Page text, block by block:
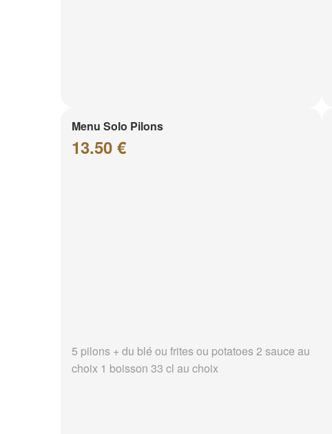
Menu Solo Pilons
13.50 €
5 pilons + du blé ou frites ou potatoes 2 sauce au
choix 1 boisson 33 cl au choix